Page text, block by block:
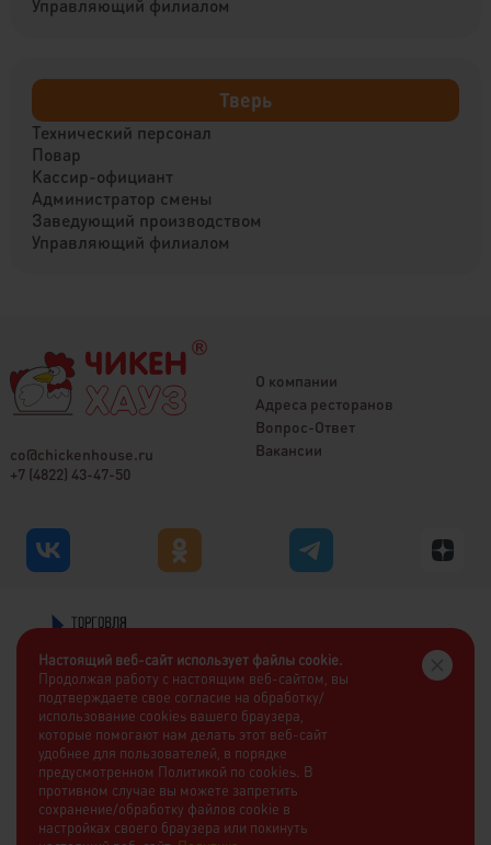
Управляющий филиалом
Тверь
Технический персонал
Повар
Кассир-официант
Администратор смены
Заведующий производством
Управляющий филиалом
co@chickenhouse.ru
+7 (4822) 43-47-50
О компании
Адреса ресторанов
Вопрос-Ответ
Вакансии
Настоящий веб-сайт использует файлы cookie.
Продолжая работу с настоящим веб-сайтом, вы
подтверждаете свое согласие на обработку/
использование cookies вашего браузера,
которые помогают нам делать этот веб-сайт
удобнее для пользователей, в порядке
предусмотренном Политикой по cookies. В
противном случае вы можете запретить
сохранение/обработку файлов cookie в
настройках своего браузера или покинуть